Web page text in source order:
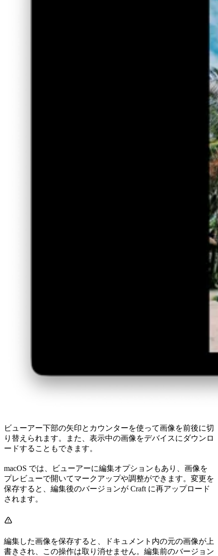
ビューアー下部の矢印とカウンターを使って画像を前後に切
り替えられます。また、表示中の画像をデバイスにダウンロ
ードすることもできます。
macOS では、ビューアーに編集オプションもあり、画像を
プレビューで開いてマークアップや調整ができます。変更を
保存すると、編集後のバージョンが Craft に再アップロード
されます。
編集した画像を保存すると、ドキュメント内の元の画像が上
書きされ、この操作は取り消せません。編集前のバージョン